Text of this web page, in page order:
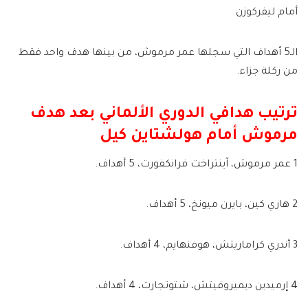
أمام ليفركوزن
الـ5 أهداف التي سجلها عمر مرموش، من بينها هدف واحد فقط
من ركلة جزاء.
ترتيب هدافي الدوري الألماني بعد هدف
مرموش أمام هولشتاين كيل
1 عمر مرموش، آينتراخت فرانكفورت، 5 أهداف.
2 هاري كين، بايرن ميونخ، 5 أهداف.
3 أندري كراماريتش، هوفنهايم، 4 أهداف.
4 إرميدين ديميروفيتش، شتوتجارت، 4 أهداف.